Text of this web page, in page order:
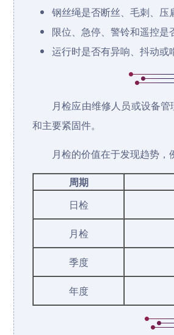
钢丝绳是否断丝、毛刺、压
限位、急停、警铃和遥控是
运行时是否有异响、抖动或
月检应由维修人员或设备
和主要紧固件。
月检的价值在于发现趋势，
周期
日检
月检
季度
年度